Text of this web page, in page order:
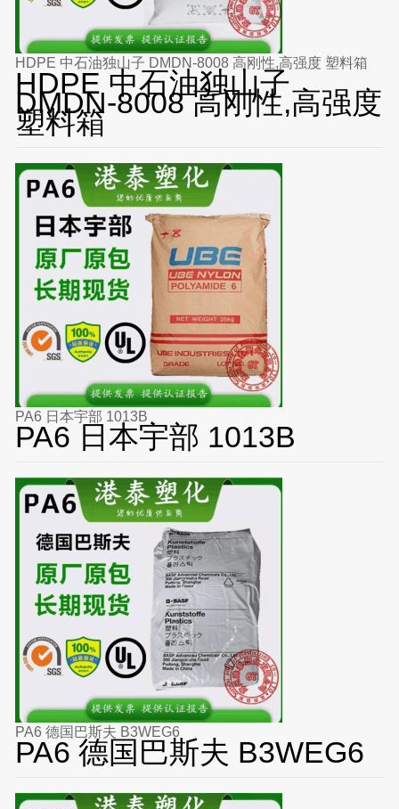
HDPE 中石油独山子 DMDN-8008 高刚性,高强度 塑料箱
HDPE 中石油独山子
DMDN-8008 高刚性,高强度
塑料箱
PA6 日本宇部 1013B
PA6 日本宇部 1013B
PA6 德国巴斯夫 B3WEG6
PA6 德国巴斯夫 B3WEG6